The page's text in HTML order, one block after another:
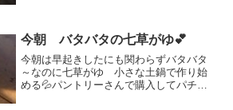
う 3520円下）白瓷...
今朝 バタバタの七草がゆ💕
今朝は早起きしたにも関わらずバタバタ
～なのに七草がゆ 小さな土鍋で作り始
める💦パントリーさんで購入してパチ